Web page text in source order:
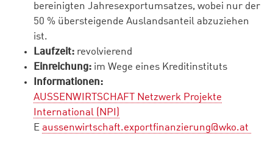
bereinigten Jahresexportumsatzes, wobei nur der
50 % übersteigende Auslandsanteil abzuziehen
ist.
Laufzeit: revolvierend
Einreichung: im Wege eines Kreditinstituts
Informationen:
AUSSENWIRTSCHAFT Netzwerk Projekte
International (NPI)
E aussenwirtschaft.exportfinanzierung@wko.at